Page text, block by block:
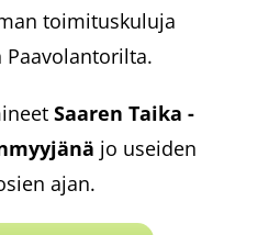
toimituskuluja
Paavolantorilta.
Saaren Taika -
jo useiden
ajan.